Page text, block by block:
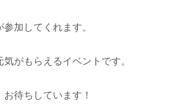
加してくれます。
がもらえるイベントです。
待ちしています！